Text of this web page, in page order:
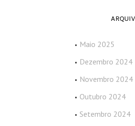
Maio 2025
Dezembro 2024
Novembro 2024
Outubro 2024
Setembro 2024